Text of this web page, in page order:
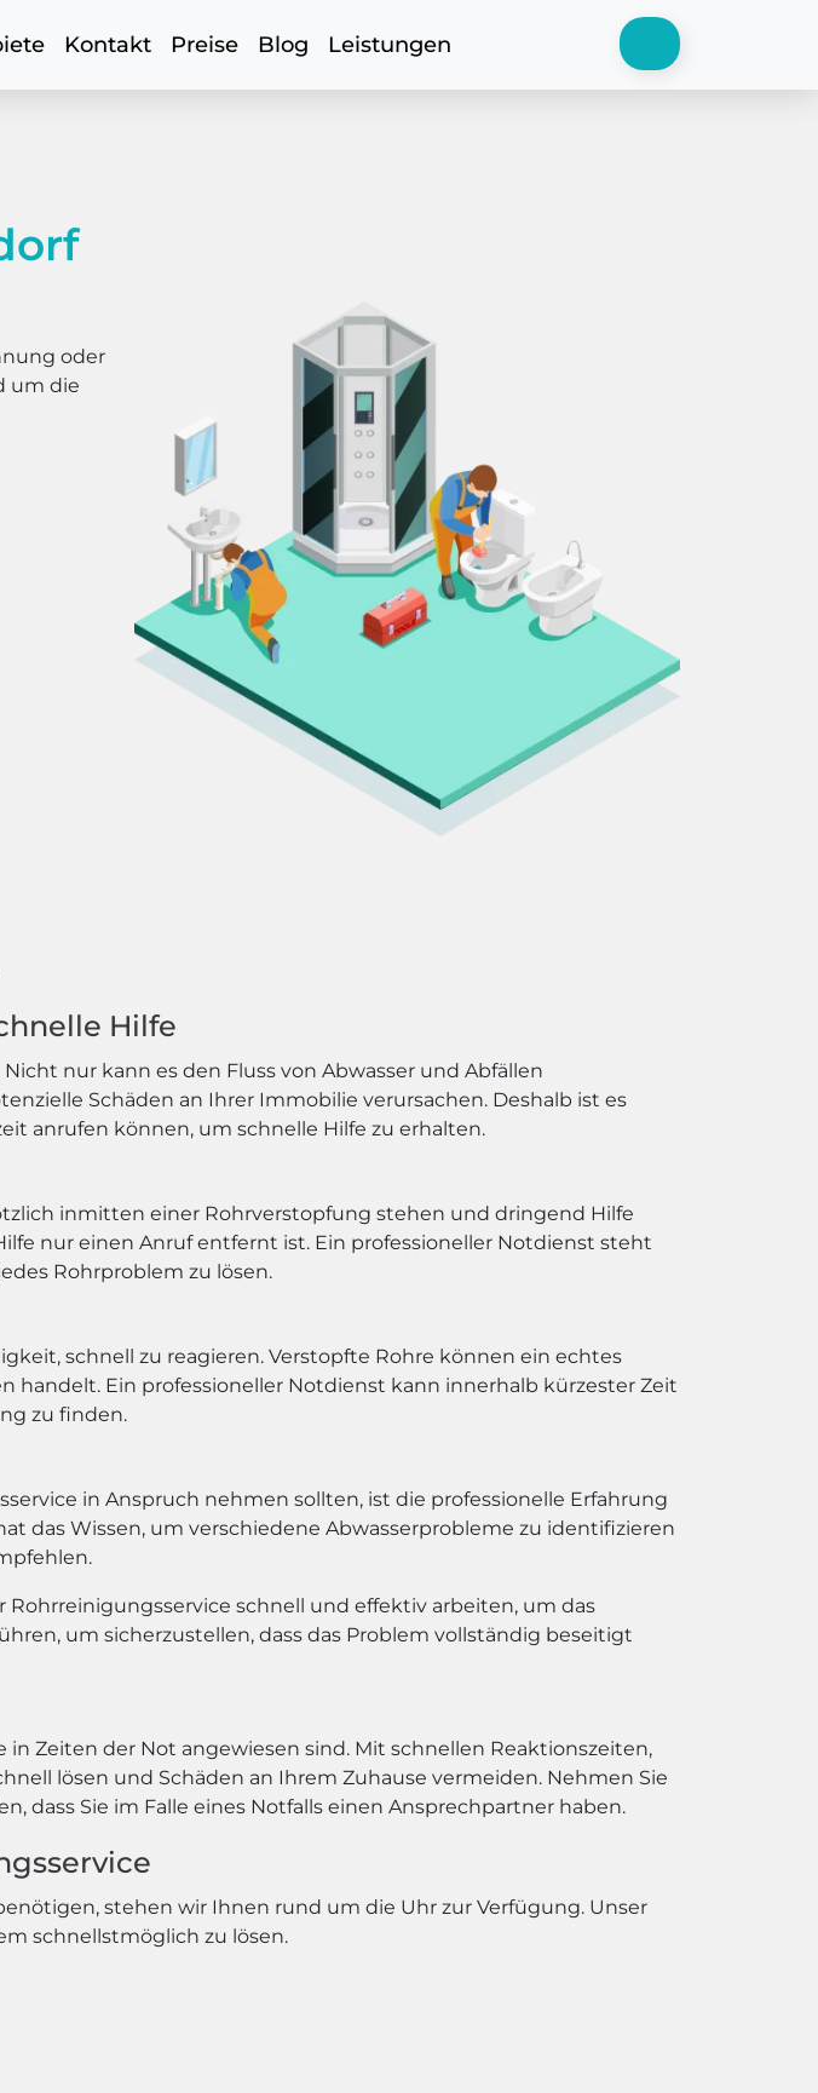
Kontakt Preise Blog Leistungen
oder
um die
Hilfe
nur kann es den Fluss von Abwasser und Abfällen
Schäden an Ihrer Immobilie verursachen. Deshalb ist es
anrufen können, um schnelle Hilfe zu erhalten.
inmitten einer Rohrverstopfung stehen und dringend Hilfe
nur einen Anruf entfernt ist. Ein professioneller Notdienst steht
Rohrproblem zu lösen.
schnell zu reagieren. Verstopfte Rohre können ein echtes
handelt. Ein professioneller Notdienst kann innerhalb kürzester Zeit
zu finden.
in Anspruch nehmen sollten, ist die professionelle Erfahrung
das Wissen, um verschiedene Abwasserprobleme zu identifizieren
schnell und effektiv arbeiten, um das
um sicherzustellen, dass das Problem vollständig beseitigt
Zeiten der Not angewiesen sind. Mit schnellen Reaktionszeiten,
lösen und Schäden an Ihrem Zuhause vermeiden. Nehmen Sie
dass Sie im Falle eines Notfalls einen Ansprechpartner haben.
stehen wir Ihnen rund um die Uhr zur Verfügung. Unser
schnellstmöglich zu lösen.